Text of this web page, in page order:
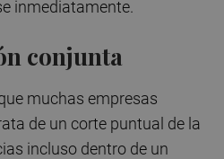
inmediatamente.
conjunta
muchas empresas
de un corte puntual de la
incluso dentro de un